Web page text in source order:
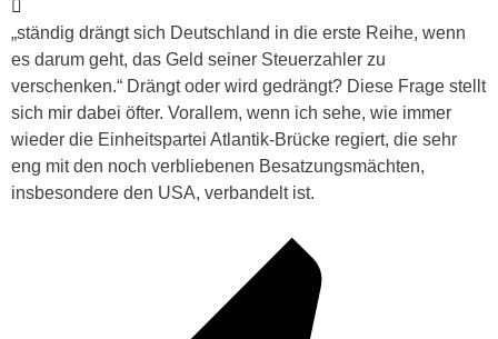
„ständig drängt sich Deutschland in die erste Reihe, wenn
es darum geht, das Geld seiner Steuerzahler zu
verschenken.“ Drängt oder wird gedrängt? Diese Frage stellt
sich mir dabei öfter. Vorallem, wenn ich sehe, wie immer
wieder die Einheitspartei Atlantik-Brücke regiert, die sehr
eng mit den noch verbliebenen Besatzungsmächten,
insbesondere den USA, verbandelt ist.